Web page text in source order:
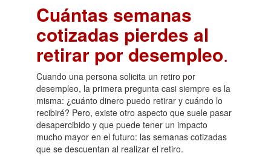
Cuántas semanas
cotizadas pierdes al
retirar por desempleo.
Cuando una persona solicita un retiro por
desempleo, la primera pregunta casi siempre es la
misma: ¿cuánto dinero puedo retirar y cuándo lo
recibiré? Pero, existe otro aspecto que suele pasar
desapercibido y que puede tener un impacto
mucho mayor en el futuro: las semanas cotizadas
que se descuentan al realizar el retiro.